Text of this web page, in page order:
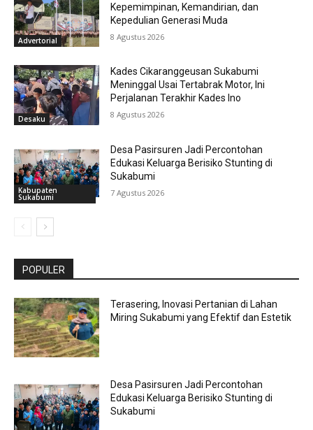
Advertorial
Kepemimpinan, Kemandirian, dan
Kepedulian Generasi Muda
8 Agustus 2026
Desaku
Kades Cikaranggeusan Sukabumi
Meninggal Usai Tertabrak Motor, Ini
Perjalanan Terakhir Kades Ino
8 Agustus 2026
Kabupaten
Sukabumi
Desa Pasirsuren Jadi Percontohan
Edukasi Keluarga Berisiko Stunting di
Sukabumi
7 Agustus 2026
POPULER
Terasering, Inovasi Pertanian di Lahan
Miring Sukabumi yang Efektif dan Estetik
Desa Pasirsuren Jadi Percontohan
Edukasi Keluarga Berisiko Stunting di
Sukabumi